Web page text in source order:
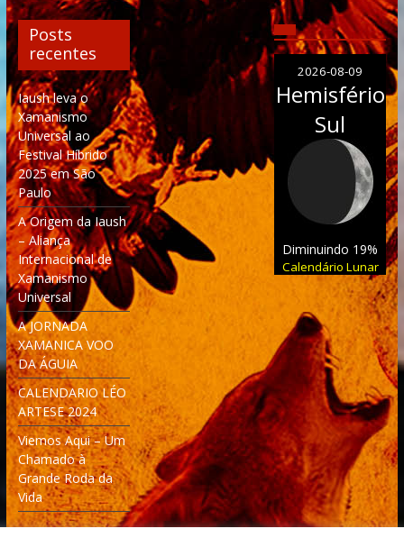
Posts
recentes
Iaush leva o
Xamanismo
Universal ao
Festival Híbrido
2025 em São
Paulo
A Origem da Iaush
– Aliança
Internacional de
Xamanismo
Universal
A JORNADA
XAMANICA VOO
DA ÁGUIA
CALENDARIO LÉO
ARTESE 2024
Viemos Aqui – Um
Chamado à
Grande Roda da
Vida
2026-08-09
Hemisfério
Sul
Diminuindo 19%
Calendário Lunar